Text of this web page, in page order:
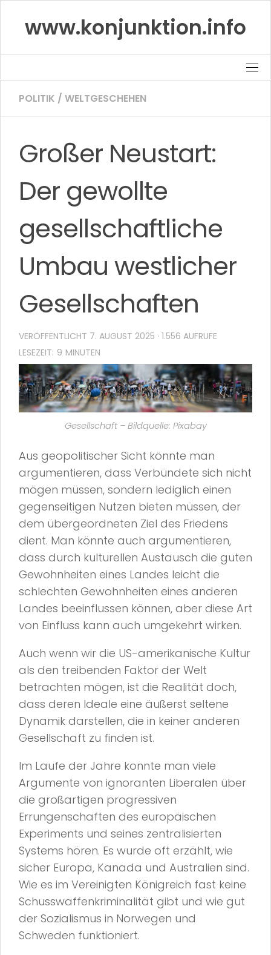
contentwww.konjunktion.info
POLITIK / WELTGESCHEHEN
Großer Neustart:
Der gewollte
gesellschaftliche
Umbau westlicher
Gesellschaften
VERÖFFENTLICHT 7. AUGUST 2025 · 1.556 AUFRUFE
Gesellschaft – Bildquelle: Pixabay
Aus geopolitischer Sicht könnte man
argumentieren, dass Verbündete sich nicht
mögen müssen, sondern lediglich einen
gegenseitigen Nutzen bieten müssen, der
dem übergeordneten Ziel des Friedens
dient. Man könnte auch argumentieren,
dass durch kulturellen Austausch die guten
Gewohnheiten eines Landes leicht die
schlechten Gewohnheiten eines anderen
Landes beeinflussen können, aber diese Art
von Einfluss kann auch umgekehrt wirken.
Auch wenn wir die US-amerikanische Kultur
als den treibenden Faktor der Welt
betrachten mögen, ist die Realität doch,
dass deren Ideale eine äußerst seltene
Dynamik darstellen, die in keiner anderen
Gesellschaft zu finden ist.
Im Laufe der Jahre konnte man viele
Argumente von ignoranten Liberalen über
die großartigen progressiven
Errungenschaften des europäischen
Experiments und seines zentralisierten
Systems hören. Es wurde oft erzählt, wie
sicher Europa, Kanada und Australien sind.
Wie es im Vereinigten Königreich fast keine
Schusswaffenkriminalität gibt und wie gut
der Sozialismus in Norwegen und
Schweden funktioniert.